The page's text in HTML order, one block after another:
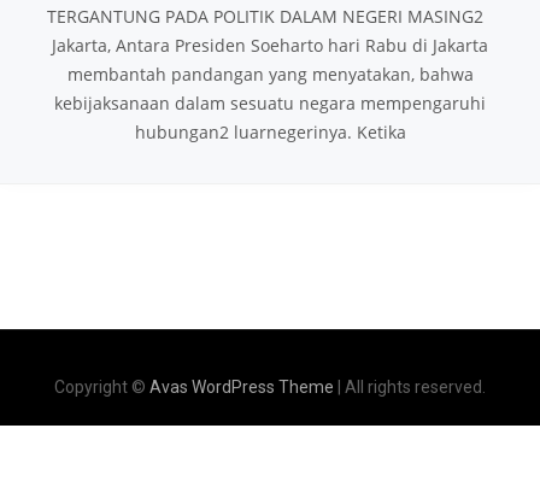
TERGANTUNG PADA POLITIK DALAM NEGERI MASING2
Jakarta, Antara Presiden Soeharto hari Rabu di Jakarta
membantah pandangan yang menyatakan, bahwa
kebijaksanaan dalam sesuatu negara mempengaruhi
hubungan2 luarnegerinya. Ketika
Copyright © Avas WordPress Theme | All rights reserved.